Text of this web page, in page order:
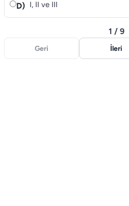
D) I, II ve III
Geri
1 / 9
İleri